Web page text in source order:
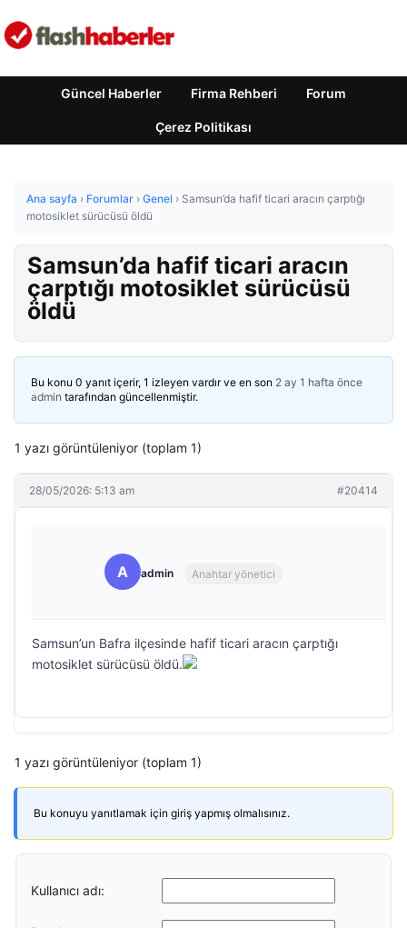
Güncel Haberler Firma Rehberi Forum
Çerez Politikası
Ana sayfa › Forumlar › Genel › Samsun’da hafif ticari aracın çarptığı
motosiklet sürücüsü öldü
Samsun’da hafif ticari aracın
çarptığı motosiklet sürücüsü
öldü
Bu konu 0 yanıt içerir, 1 izleyen vardır ve en son 2 ay 1 hafta önce
admin tarafından güncellenmiştir.
1 yazı görüntüleniyor (toplam 1)
28/05/2026: 5:13 am #20414
A admin Anahtar yönetici
Samsun’un Bafra ilçesinde hafif ticari aracın çarptığı
motosiklet sürücüsü öldü.
1 yazı görüntüleniyor (toplam 1)
Bu konuyu yanıtlamak için giriş yapmış olmalısınız.
Kullanıcı adı: